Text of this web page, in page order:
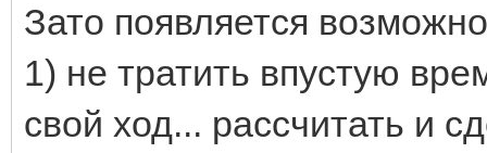
Зато появляется
1) не тратить впустую
свой ход... рассчитать и